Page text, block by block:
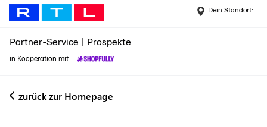
Dein Standort:
Partner-Service Prospekte
in Kooperation mit
zurück zur Homepage